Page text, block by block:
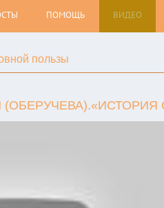
ПОМОЩЬ ВИДЕО
пользы